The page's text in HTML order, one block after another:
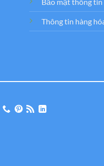
Thông tin hàng